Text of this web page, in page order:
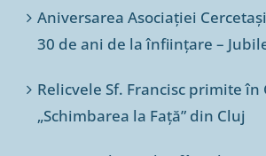
Aniversarea Asociației
30 de ani de la înființare –
Relicvele Sf. Francisc primite în
„Schimbarea la Față” din Cluj